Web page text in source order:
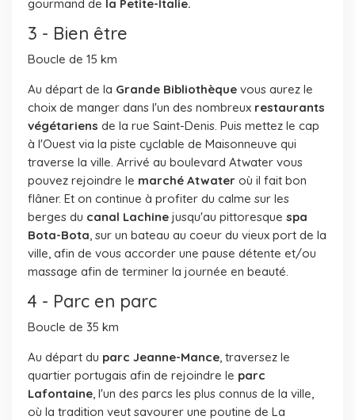
gourmand de la Petite-Italie.
3 - Bien être
Boucle de 15 km
Au départ de la Grande Bibliothèque vous aurez le
choix de manger dans l'un des nombreux restaurants
végétariens de la rue Saint-Denis. Puis mettez le cap
à l'Ouest via la piste cyclable de Maisonneuve qui
traverse la ville. Arrivé au boulevard Atwater vous
pouvez rejoindre le marché Atwater où il fait bon
flâner. Et on continue à profiter du calme sur les
berges du canal Lachine jusqu'au pittoresque spa
Bota-Bota, sur un bateau au coeur du vieux port de la
ville, afin de vous accorder une pause détente et/ou
massage afin de terminer la journée en beauté.
4 - Parc en parc
Boucle de 35 km
Au départ du parc Jeanne-Mance, traversez le
quartier portugais afin de rejoindre le parc
Lafontaine, l'un des parcs les plus connus de la ville,
où la tradition veut savourer une poutine de La